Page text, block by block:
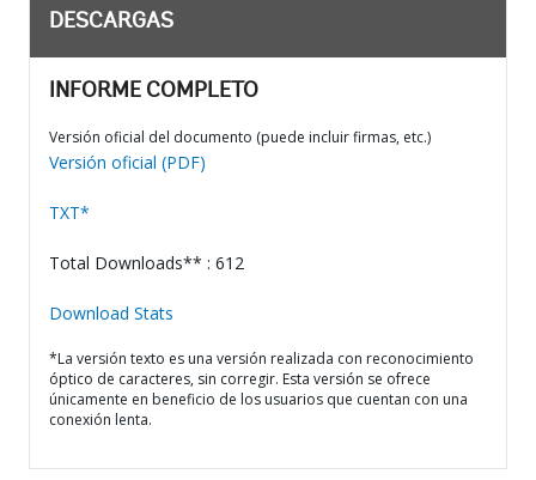
DESCARGAS
INFORME COMPLETO
Versión oficial del documento (puede incluir firmas, etc.)
Versión oficial (PDF)
TXT*
Total Downloads** : 612
Download Stats
*La versión texto es una versión realizada con reconocimiento
óptico de caracteres, sin corregir. Esta versión se ofrece
únicamente en beneficio de los usuarios que cuentan con una
conexión lenta.